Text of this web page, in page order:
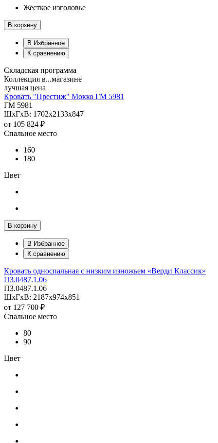
Жесткое изголовье
В корзину
В Избранное
К сравнению
Складская программа
Коллекция в...магазине
лучшая цена
Кровать "Престиж" Мокко ГМ 5981
ГМ 5981
ШхГхВ: 1702х2133х847
от 105 824 ₽
Спальное место
160
180
Цвет
В корзину
В Избранное
К сравнению
Кровать односпальная с низким изножьем «Верди Классик»
П3.0487.1.06
П3.0487.1.06
ШхГхВ: 2187х974х851
от 127 700 ₽
Спальное место
80
90
Цвет